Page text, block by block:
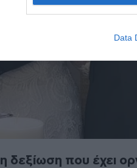
Data
η δεξίωση που έχει